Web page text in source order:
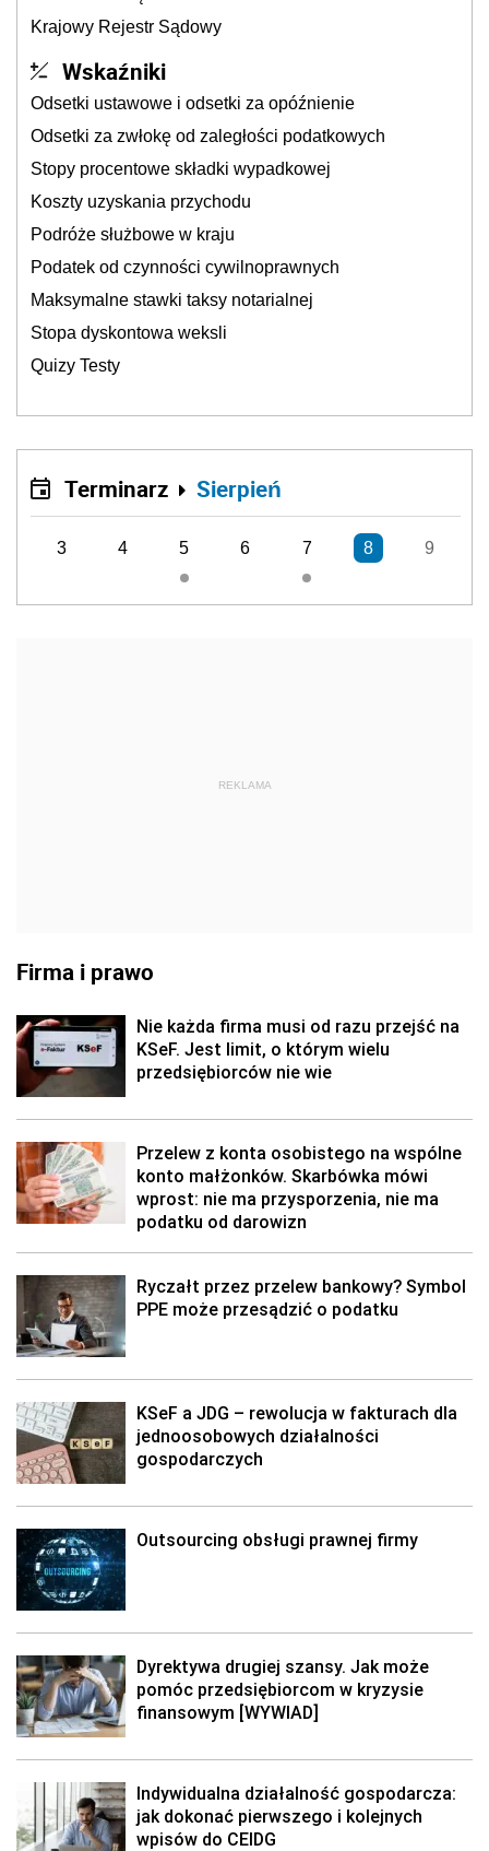
Krajowy Rejestr Sądowy
Wskaźniki
Odsetki ustawowe i odsetki za opóźnienie
Odsetki za zwłokę od zaległości podatkowych
Stopy procentowe składki wypadkowej
Koszty uzyskania przychodu
Podróże służbowe w kraju
Podatek od czynności cywilnoprawnych
Maksymalne stawki taksy notarialnej
Stopa dyskontowa weksli
Quizy Testy
Terminarz Sierpień
3 4 5 6 7 8 9
REKLAMA
Firma i prawo
Nie każda firma musi od razu przejść na
KSeF. Jest limit, o którym wielu
przedsiębiorców nie wie
Przelew z konta osobistego na wspólne
konto małżonków. Skarbówka mówi
wprost: nie ma przysporzenia, nie ma
podatku od darowizn
Ryczałt przez przelew bankowy? Symbol
PPE może przesądzić o podatku
KSeF a JDG – rewolucja w fakturach dla
jednoosobowych działalności
gospodarczych
Outsourcing obsługi prawnej firmy
Dyrektywa drugiej szansy. Jak może
pomóc przedsiębiorcom w kryzysie
finansowym [WYWIAD]
Indywidualna działalność gospodarcza:
jak dokonać pierwszego i kolejnych
wpisów do CEIDG